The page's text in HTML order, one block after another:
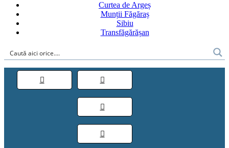
Curtea de Argeș
Munții Făgăraș
Sibiu
Transfăgărășan